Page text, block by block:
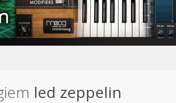
praktyce
led zeppelin